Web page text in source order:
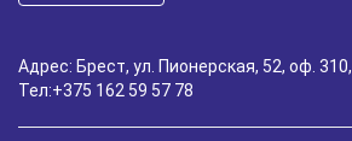
Адрес: Брест, ул. Пионерская, 52, оф. 310,
Тел:+375 162 59 57 78